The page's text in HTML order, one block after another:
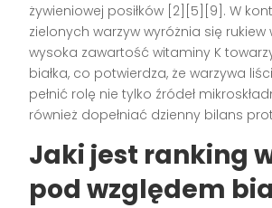
żywieniowej posiłków [2][5][9]. W
zielonych warzyw wyróżnia się rukiew
wysoka zawartość witaminy K
białka, co potwierdza, że warzywa
pełnić rolę nie tylko źródeł
również dopełniać dzienny bilans
Jaki jest ranking
pod względem